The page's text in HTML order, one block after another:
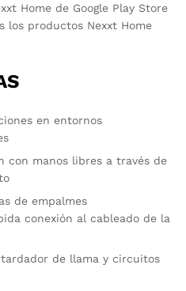
Home de Google Play Store
los productos Nexxt Home
en entornos
con manos libres a través de
de empalmes
conexión al cableado de la
de llama y circuitos